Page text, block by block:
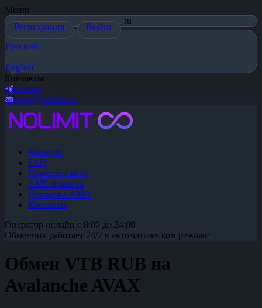
Меню
Регистрация
Войти
ru
Русский
English
Контакты
написать
support@nolimit.cc
Конкурс
FAQ
Правила сайта
AML правила
Проверка АМЛ
Контакты
Оператор онлайн с 8:00 до 24:00
Обменник работает 24/7 в автоматическом режиме
Обмен VTB RUB на
Avalanche AVAX